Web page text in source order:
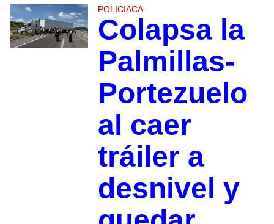
POLICIACA
Colapsa la
Palmillas-
Portezuelo
al caer
tráiler a
desnivel y